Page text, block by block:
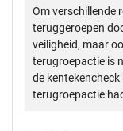
Om verschillende
teruggeroepen
veiligheid, maar
terugroepactie is
de
terugroepactie